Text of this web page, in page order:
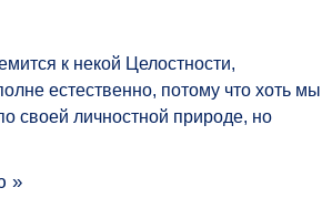
к некой Целостности,
естественно, потому что хоть мы
своей личностной природе, но
»